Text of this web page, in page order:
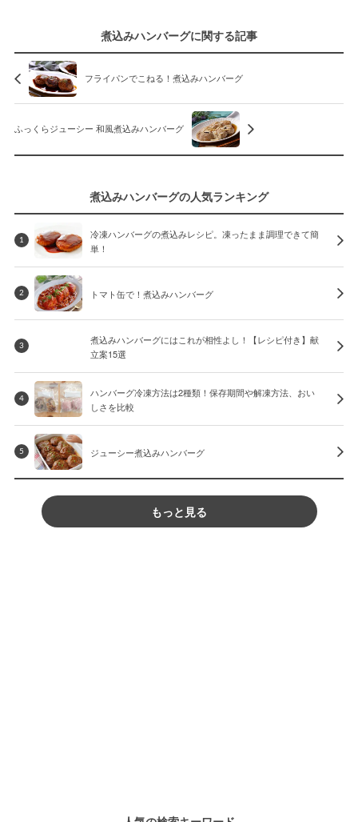
煮込みハンバーグに関する記事
フライパンでこねる！煮込みハンバーグ
ふっくらジューシー 和風煮込みハンバーグ
煮込みハンバーグの人気ランキング
1
冷凍ハンバーグの煮込みレシピ。凍ったまま調理できて簡
単！
2 トマト缶で！煮込みハンバーグ
3
煮込みハンバーグにはこれが相性よし！【レシピ付き】献
立案15選
4
ハンバーグ冷凍方法は2種類！保存期間や解凍方法、おい
しさを比較
5 ジューシー煮込みハンバーグ
もっと見る